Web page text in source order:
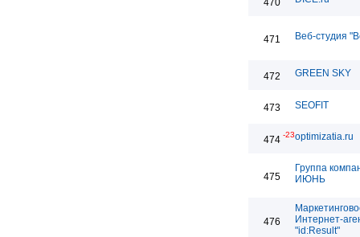
470
471 Веб-студия
472 GREEN SKY
473 SEOFIT
474 -23optimizatia.ru
475
Группа
ИЮНЬ
476
Интернет-
"id:Result"